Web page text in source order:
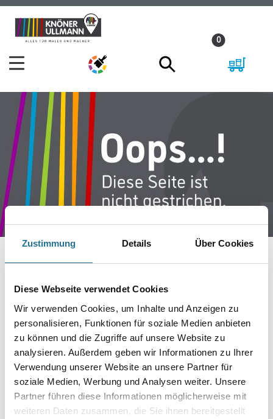
Zustimmung Details Über Cookies
Diese Webseite verwendet Cookies
Wir verwenden Cookies, um Inhalte und Anzeigen zu
personalisieren, Funktionen für soziale Medien anbieten
zu können und die Zugriffe auf unsere Website zu
analysieren. Außerdem geben wir Informationen zu Ihrer
Verwendung unserer Website an unsere Partner für
soziale Medien, Werbung und Analysen weiter. Unsere
Partner führen diese Informationen möglicherweise mit
weiteren Daten zusammen, die Sie ihnen bereitgestellt
Zum
Inhalt
Zum
Navigationsmenü
0
EIN KLEINER ZWISCHENFALL
IST AUFGETRETEN
Keine Sorge, wir pinseln schon an der Lösung und
werden das Problem so schnell wie möglich beheben.
Erkunden Sie in der Zwischenzeit unseren Online-Shop
und lassen Sie sich inspirieren.
ZURÜCK ZUM ONLINE-SHOP